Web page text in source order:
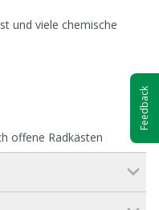
und viele chemische
offene Radkästen
Feedback